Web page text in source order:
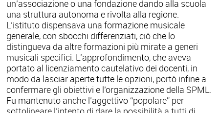
un’associazione o una fondazione dando alla scuola
una struttura autonoma e rivolta alla regione.
L’istituto dispensava una formazione musicale
generale, con sbocchi differenziati, ciò che lo
distingueva da altre formazioni più mirate a generi
musicali specifici. L’approfondimento, che aveva
portato al licenziamento cautelativo dei docenti, in
modo da lasciar aperte tutte le opzioni, portò infine a
confermare gli obiettivi e l’organizzazione della SPML.
Fu mantenuto anche l’aggettivo “popolare” per